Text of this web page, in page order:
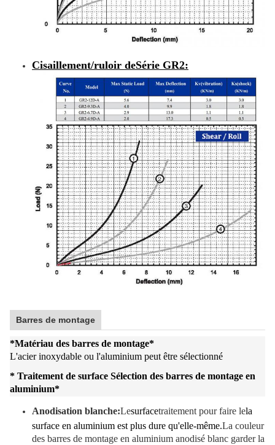
Cisaillement/ruloir deSérie GR2:
Barres de montage
*Matériau des barres de montage*
L'acier inoxydable ou l'aluminium peut être sélectionné
* Traitement de surface Sélection des barres de montage en
aluminium*
Anodisation blanche:Lesurfacetraitement pour faire lela
surface en aluminium est plus dure qu'elle-même.La couleur
des barres de montage en aluminium anodisé blanc garder la